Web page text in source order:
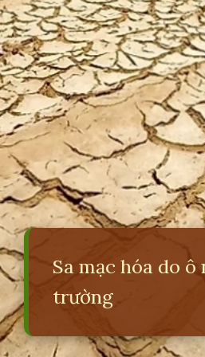
Sa mạc hóa do
trường